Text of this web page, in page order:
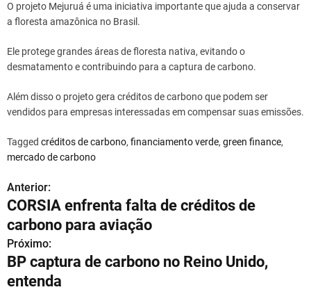
O projeto Mejuruá é uma iniciativa importante que ajuda a conservar
a floresta amazônica no Brasil.
Ele protege grandes áreas de floresta nativa, evitando o
desmatamento e contribuindo para a captura de carbono.
Além disso o projeto gera créditos de carbono que podem ser
vendidos para empresas interessadas em compensar suas emissões.
Tagged créditos de carbono, financiamento verde, green finance,
mercado de carbono
N
a
v
e
Anterior:
CORSIA enfrenta falta de créditos de
carbono para aviação
Próximo:
BP captura de carbono no Reino Unido,
entenda